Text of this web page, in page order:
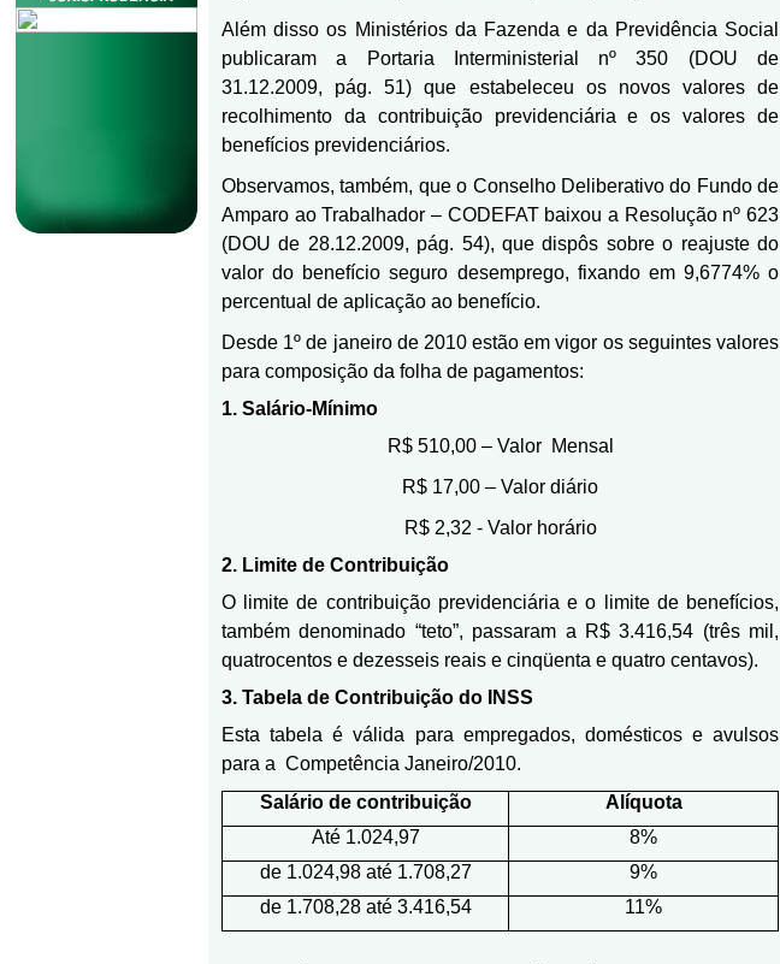
Além disso os Ministérios da Fazenda e da Previdência Social
publicaram a Portaria Interministerial nº 350 (DOU de
31.12.2009, pág. 51) que estabeleceu os novos valores de
recolhimento da contribuição previdenciária e os valores de
benefícios previdenciários.
Observamos, também, que o Conselho Deliberativo do Fundo de
Amparo ao Trabalhador – CODEFAT baixou a Resolução nº 623
(DOU de 28.12.2009, pág. 54), que dispôs sobre o reajuste do
valor do benefício seguro desemprego, fixando em 9,6774% o
percentual de aplicação ao benefício.
Desde 1º de janeiro de 2010 estão em vigor os seguintes valores
para composição da folha de pagamentos:
1. Salário-Mínimo
R$ 510,00 – Valor Mensal
R$ 17,00 – Valor diário
R$ 2,32 - Valor horário
2. Limite de Contribuição
O limite de contribuição previdenciária e o limite de benefícios,
também denominado “teto”, passaram a R$ 3.416,54 (três mil,
quatrocentos e dezesseis reais e cinqüenta e quatro centavos).
3. Tabela de Contribuição do INSS
Esta tabela é válida para empregados, domésticos e avulsos
para a Competência Janeiro/2010.
Salário de contribuição
Alíquota
Até 1.024,97
8%
de 1.024,98 até 1.708,27
9%
de 1.708,28 até 3.416,54
11%